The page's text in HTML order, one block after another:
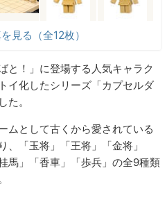
見る（全12枚）
と！」に登場する人気キャラク
イ化したシリーズ「カプセルダ
た。
ムとして古くから愛されている
、「玉将」「王将」「金将」
馬」「香車」「歩兵」の全9種類